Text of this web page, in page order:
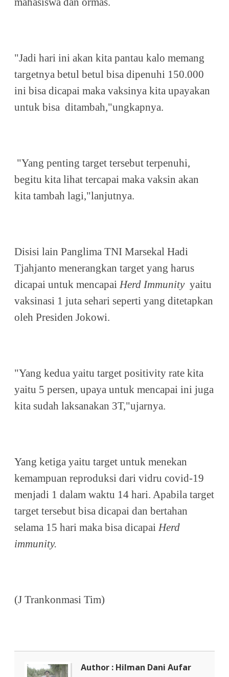
"Jadi hari ini akan kita pantau kalo memang
targetnya betul betul bisa dipenuhi 150.000
ini bisa dicapai maka vaksinya kita upayakan
untuk bisa ditambah,"ungkapnya.
"Yang penting target tersebut terpenuhi,
begitu kita lihat tercapai maka vaksin akan
kita tambah lagi,"lanjutnya.
Disisi lain Panglima TNI Marsekal Hadi
Tjahjanto menerangkan target yang harus
dicapai untuk mencapai Herd Immunity yaitu
vaksinasi 1 juta sehari seperti yang ditetapkan
oleh Presiden Jokowi.
"Yang kedua yaitu target positivity rate kita
yaitu 5 persen, upaya untuk mencapai ini juga
kita sudah laksanakan 3T,"ujarnya.
Yang ketiga yaitu target untuk menekan
kemampuan reproduksi dari vidru covid-19
menjadi 1 dalam waktu 14 hari. Apabila target
target tersebut bisa dicapai dan bertahan
selama 15 hari maka bisa dicapai Herd
immunity.
(J Trankonmasi Tim)
Author : Hilman Dani Aufar